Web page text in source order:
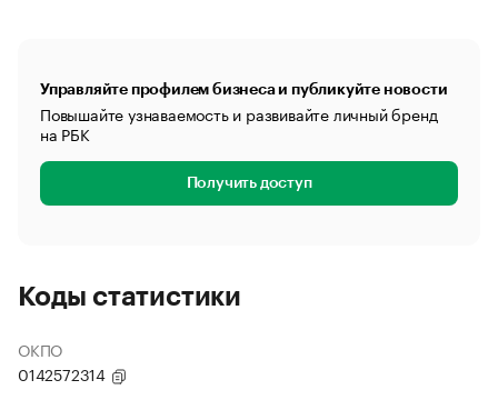
Управляйте профилем бизнеса и публикуйте новости
Повышайте узнаваемость и развивайте личный бренд
на РБК
Получить доступ
Коды статистики
ОКПО
0142572314